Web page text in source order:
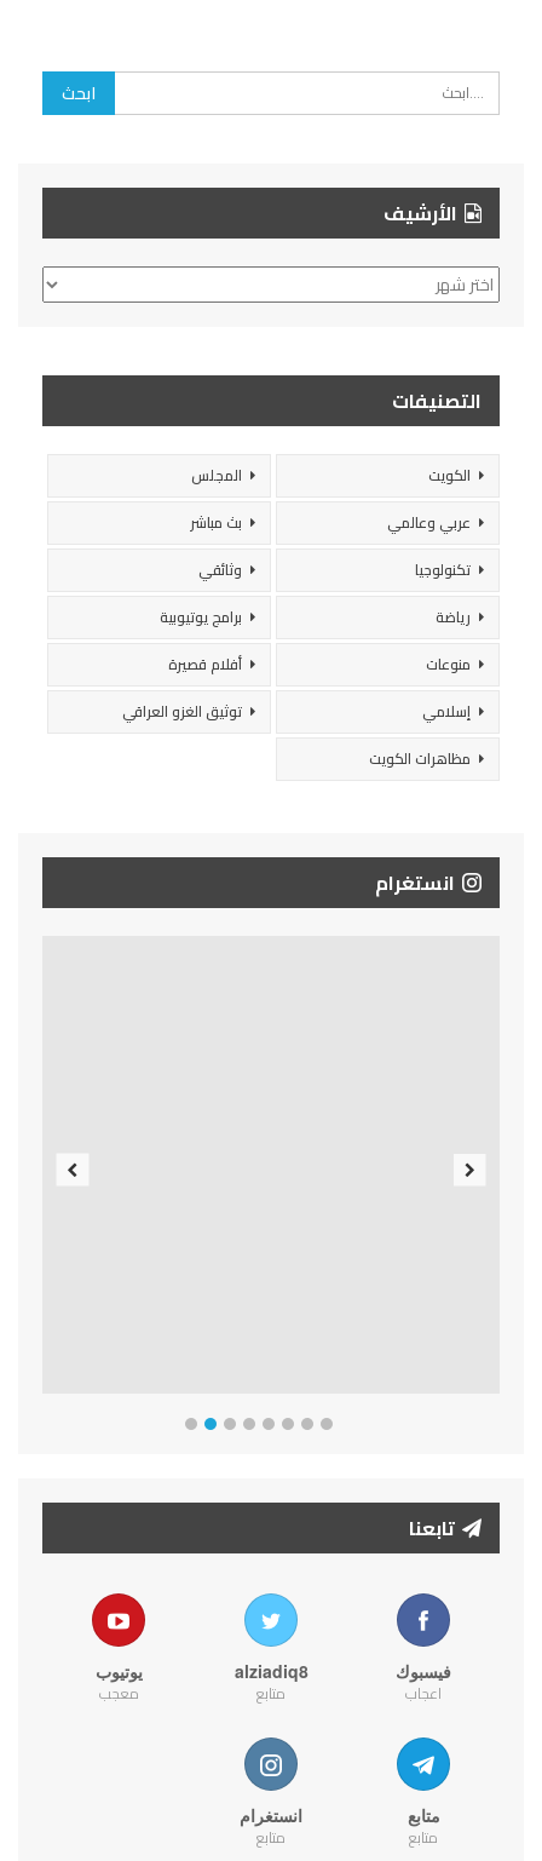
الأرشيف
الأرشيف
التصنيفات
الكويت
المجلس
عربي وعالمي
بث مباشر
تكنولوجيا
وثائقي
رياضة
برامج يوتيوبية
منوعات
أفلام قصيرة
إسلامي
توثيق الغزو العراقي
مظاهرات الكويت
انستغرام
تابعنا
فيسبوك
اعجاب
alziadiq8
متابع
يوتيوب
معجب
متابع
متابع
انستغرام
متابع